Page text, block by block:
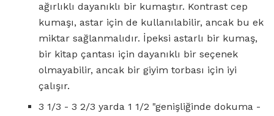
ağırlıklı dayanıklı bir kumaştır. Kontrast cep
kumaşı, astar için de kullanılabilir, ancak bu ek
miktar sağlanmalıdır. İpeksi astarlı bir kumaş,
bir kitap çantası için dayanıklı bir seçenek
olmayabilir, ancak bir giyim torbası için iyi
çalışır.
3 1/3 - 3 2/3 yarda 1 1/2 "genişliğinde dokuma -